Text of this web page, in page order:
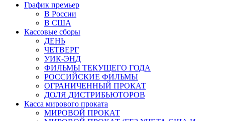
График премьер
В России
В США
Кассовые сборы
ДЕНЬ
ЧЕТВЕРГ
УИК-ЭНД
ФИЛЬМЫ ТЕКУЩЕГО ГОДА
РОССИЙСКИЕ ФИЛЬМЫ
ОГРАНИЧЕННЫЙ ПРОКАТ
ДОЛЯ ДИСТРИБЬЮТОРОВ
Касса мирового проката
МИРОВОЙ ПРОКАТ